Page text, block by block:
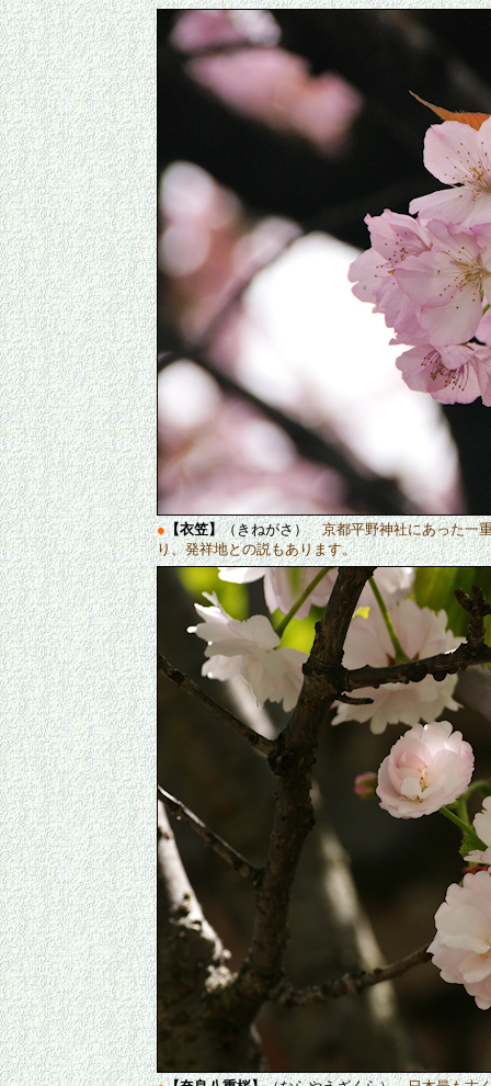
● 【衣笠】（きねがさ）京都平野神社にあった一
り、発祥地との説もあります。